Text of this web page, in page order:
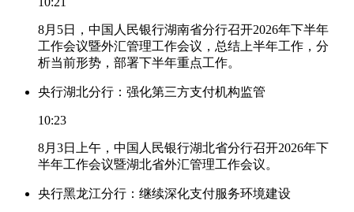
8月5日，中国人民银行湖南省分行召开2026年下半年
工作会议暨外汇管理工作会议，总结上半年工作，分
析当前形势，部署下半年重点工作。
央行湖北分行：强化第三方支付机构监管
10:23
8月3日上午，中国人民银行湖北省分行召开2026年下
半年工作会议暨湖北省外汇管理工作会议。
央行黑龙江分行：继续深化支付服务环境建设